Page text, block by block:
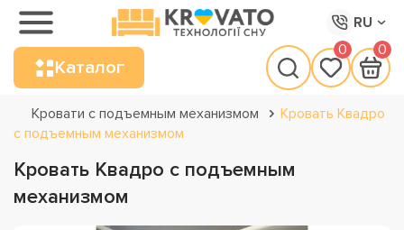
RU
Каталог
0 0
Кровати с подъемным механизмом
Кровать Квадро
с подъемным механизмом
Кровать Квадро с подъемным
механизмом